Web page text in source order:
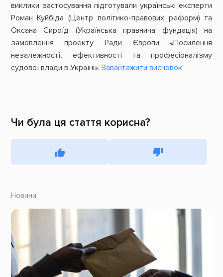
виклики застосування підготували українські експерти
Роман Куйбіда (Центр політико-правових реформ) та
Оксана Сироїд (Українська правнича фундація) на
замовлення проекту Ради Європи «Посилення
незалежності, ефективності та професіоналізму
судової влади в Україні». Завантажити висновок
Чи була ця стаття корисна?
Новини